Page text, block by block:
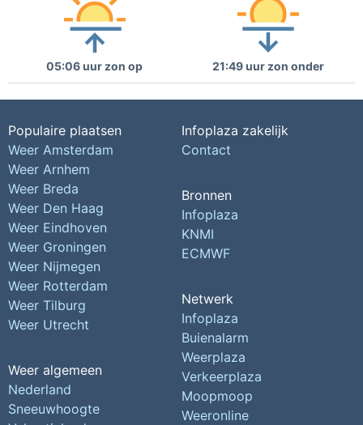
05:06 uur zon op 21:49 uur zon onder
Populaire plaatsen
Weer Amsterdam
Weer Arnhem
Weer Breda
Weer Den Haag
Weer Eindhoven
Weer Groningen
Weer Nijmegen
Weer Rotterdam
Weer Tilburg
Weer Utrecht
Weer algemeen
Nederland
Sneeuwhoogte
Infoplaza zakelijk
Contact
Bronnen
Infoplaza
KNMI
ECMWF
Netwerk
Infoplaza
Buienalarm
Weerplaza
Verkeerplaza
Moopmoop
Weeronline